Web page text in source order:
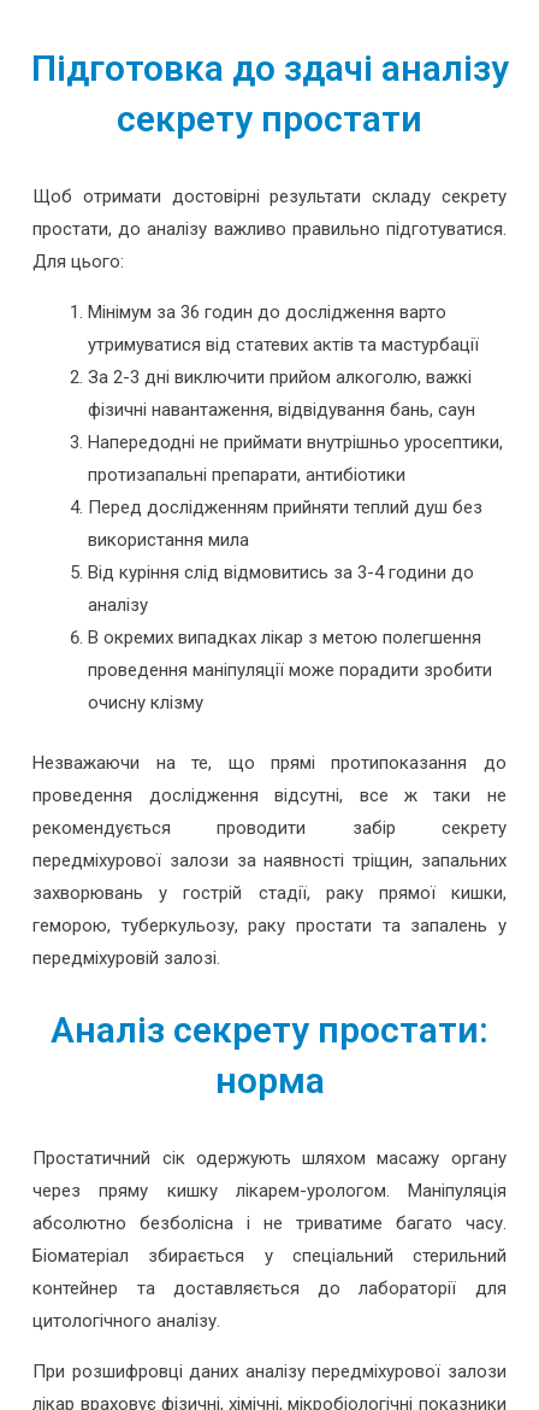
Підготовка до здачі аналізу
секрету простати
Щоб отримати достовірні результати складу секрету
простати, до аналізу важливо правильно підготуватися.
Для цього:
Мінімум за 36 годин до дослідження варто
утримуватися від статевих актів та мастурбації
За 2-3 дні виключити прийом алкоголю, важкі
фізичні навантаження, відвідування бань, саун
Напередодні не приймати внутрішньо уросептики,
протизапальні препарати, антибіотики
Перед дослідженням прийняти теплий душ без
використання мила
Від куріння слід відмовитись за 3-4 години до
аналізу
В окремих випадках лікар з метою полегшення
проведення маніпуляції може порадити зробити
очисну клізму
Незважаючи на те, що прямі протипоказання до
проведення дослідження відсутні, все ж таки не
рекомендується проводити забір секрету
передміхурової залози за наявності тріщин, запальних
захворювань у гострій стадії, раку прямої кишки,
геморою, туберкульозу, раку простати та запалень у
передміхуровій залозі.
Аналіз секрету простати:
норма
Простатичний сік одержують шляхом масажу органу
через пряму кишку лікарем-урологом. Маніпуляція
абсолютно безболісна і не триватиме багато часу.
Біоматеріал збирається у спеціальний стерильний
контейнер та доставляється до лабораторії для
цитологічного аналізу.
При розшифровці даних аналізу передміхурової залози
лікар враховує фізичні, хімічні, мікробіологічні показники